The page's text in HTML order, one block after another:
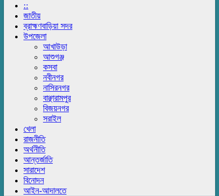
::
জাতীয়
ব্রাহ্মণবাড়িয়া সদর
উপজেলা
আখাউড়া
আশুগঞ্জ
কসবা
নবীনগর
নাসিরনগর
বাঞ্ছারামপুর
বিজয়নগর
সরাইল
খেলা
রাজনীতি
অর্থনীতি
আন্তর্জাতি
সারাদেশ
বিনোদন
আইন-আদালতে